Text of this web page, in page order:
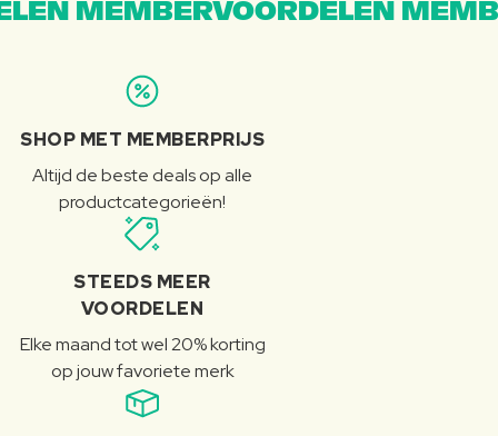
MEMBERVOORDELEN
SHOP MET MEMBERPRIJS
Altijd de beste deals op alle
productcategorieën!
STEEDS MEER
VOORDELEN
Elke maand tot wel 20% korting
op jouw favoriete merk